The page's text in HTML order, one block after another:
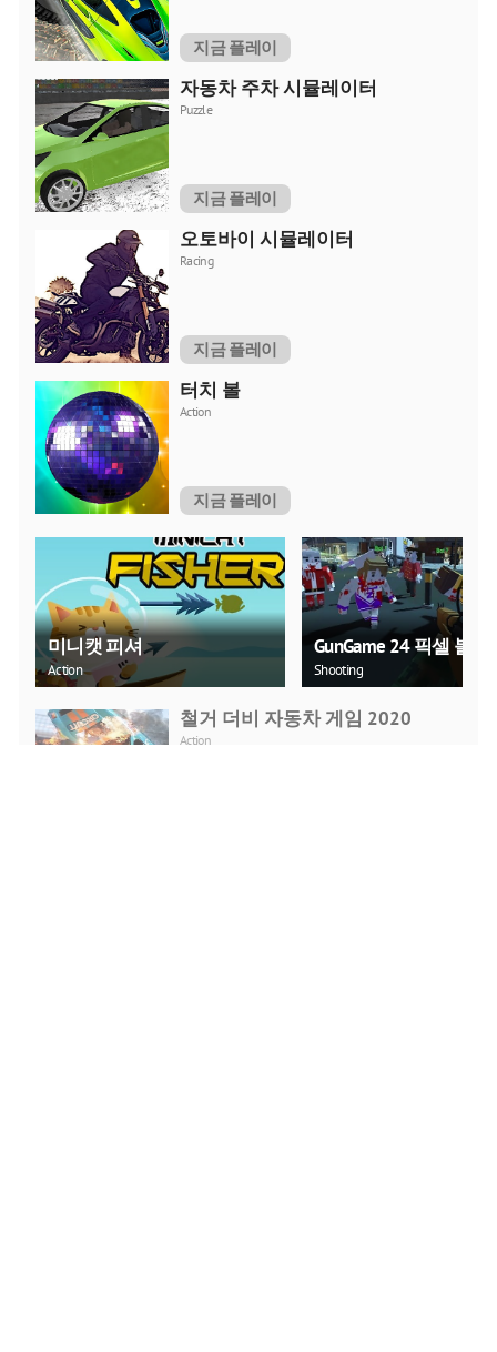
지금 플레이
자동차 주차 시뮬레이터
Puzzle
지금 플레이
오토바이 시뮬레이터
Racing
지금 플레이
터치 볼
Action
지금 플레이
미니캣 피셔
Action
GunGame 24 픽셀 블록
Shooting
철거 더비 자동차 게임 2020
Action